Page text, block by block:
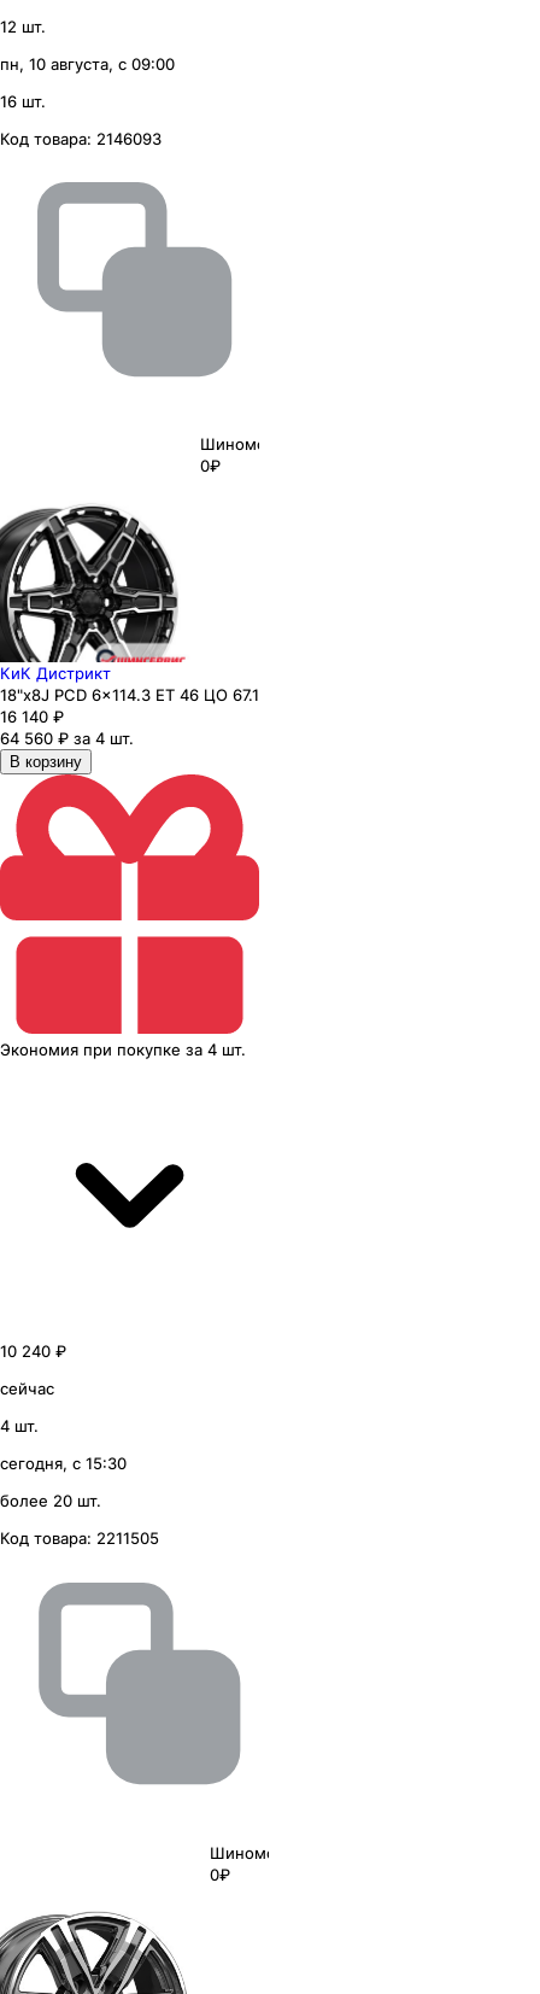
12 шт.
пн, 10 августа, с 09:00
16 шт.
Код товара: 2146093
Шиномонтаж
0₽
КиК Дистрикт
18"x8J PCD 6x114.3 ЕТ 46 ЦО 67.1
16 140 ₽
64 560 ₽ за 4 шт.
В корзину
Экономия при покупке за 4 шт.
10 240 ₽
сейчас
4 шт.
сегодня, с 15:30
более 20 шт.
Код товара: 2211505
Шиномонтаж
0₽